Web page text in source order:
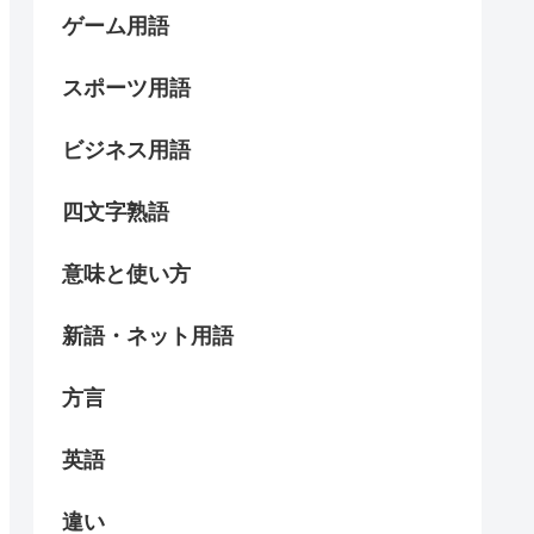
ゲーム用語
スポーツ用語
ビジネス用語
四文字熟語
意味と使い方
新語・ネット用語
方言
英語
違い